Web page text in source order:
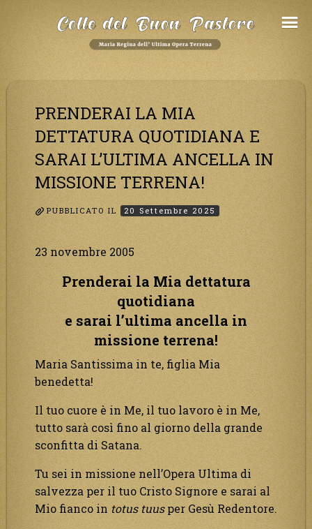
PRENDERAI LA MIA
DETTATURA QUOTIDIANA E
SARAI L’ULTIMA ANCELLA IN
MISSIONE TERRENA!
PUBBLICATO IL 20 Settembre 2025
23 novembre 2005
Prenderai la Mia dettatura
quotidiana
e sarai l’ultima ancella in
missione terrena!
Maria Santissima in te, figlia Mia
benedetta!
Il tuo cuore è in Me, il tuo lavoro è in Me,
tutto sarà così fino al giorno della grande
sconfitta di Satana.
Tu sei in missione nell’Opera Ultima di
salvezza per il tuo Cristo Signore e sarai al
Mio fianco in totus tuusper Gesù Redentore.